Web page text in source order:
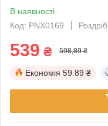
В наявності
Код: PNX0169
Роздріб
539 ₴ 598,89 ₴
Економія 59.89 ₴